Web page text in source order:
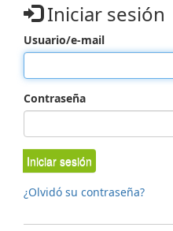
Iniciar sesión
Usuario/e-mail
Contraseña
Iniciar sesión
¿Olvidó su contraseña?